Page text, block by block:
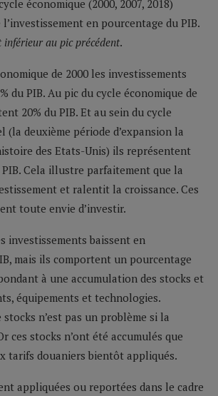
économique (2000, 2007, 2018)
l’investissement en pourcentage du PIB.
inférieur au pic précédent.
de 2000 les investissements
du PIB. Au pic du cycle économique de
20% du PIB. Et au sein du cycle
(la deuxième période d’expansion la
des Etats-Unis) ils représentent
Cela illustre parfaitement que la
et ralentit la croissance. Ces
toute envie d’investir.
investissements baissent en
mais ils comportent un pourcentage
à une accumulation des stocks et
équipements et technologies.
stocks n’est pas un problème si la
ces stocks n’ont été accumulés que
tarifs douaniers bientôt appliqués.
appliquées ou reportées dans le cadre